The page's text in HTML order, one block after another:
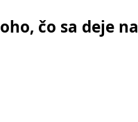
čo sa deje na